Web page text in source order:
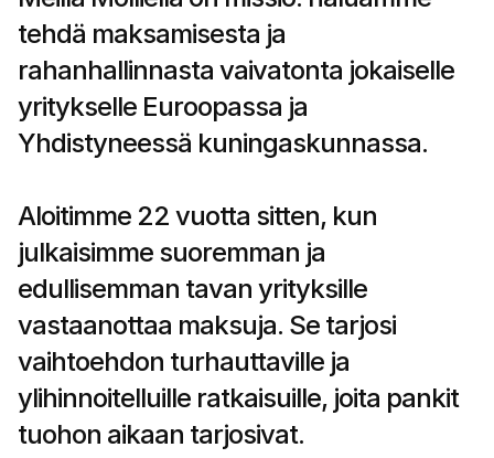
tehdä maksamisesta ja
rahanhallinnasta vaivatonta jokaiselle
yritykselle Euroopassa ja
Yhdistyneessä kuningaskunnassa.
Aloitimme 22 vuotta sitten, kun
julkaisimme suoremman ja
edullisemman tavan yrityksille
vastaanottaa maksuja. Se tarjosi
vaihtoehdon turhauttaville ja
ylihinnoitelluille ratkaisuille, joita pankit
tuohon aikaan tarjosivat.
Ostajille
Selvitä, miksi Mollie näkyy tiliotteessasi
Mollie-asiakkaille
Ota yhteyttä meidän asiakastukitiimiimme
Ota yhteyttä myyntiin
Tutustu, kuinka voimme auttaa yritystäsi